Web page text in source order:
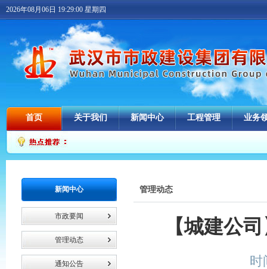
2026年08月06日 19:29:00 星期四
首页 关于我们 新闻中心 工程管理 业务
新闻中心
市政要闻
管理动态
通知公告
管理动态
【城建公
时